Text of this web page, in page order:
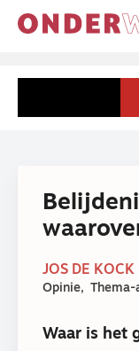
JOS DE
Opinie
Waar is het